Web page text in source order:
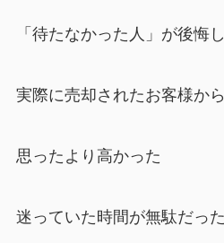
「待たなかった人」が後悔
実際に売却されたお客様から
思ったより高かった
迷っていた時間が無駄だった